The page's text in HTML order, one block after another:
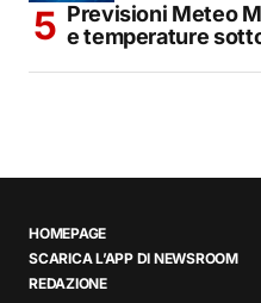
Previsioni Meteo
e temperature
HOMEPAGE
SCARICA L’APP DI NEWSROOM
REDAZIONE